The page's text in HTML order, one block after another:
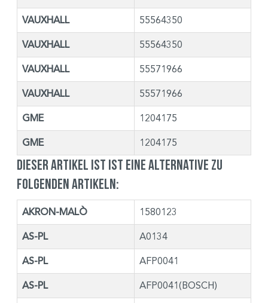
VAUXHALL 55564350
VAUXHALL 55564350
VAUXHALL 55571966
VAUXHALL 55571966
GME 1204175
GME 1204175
Dieser Artikel ist ist eine Alternative zu
folgenden Artikeln:
AKRON-MALÒ 1580123
AS-PL A0134
AS-PL AFP0041
AS-PL AFP0041(BOSCH)